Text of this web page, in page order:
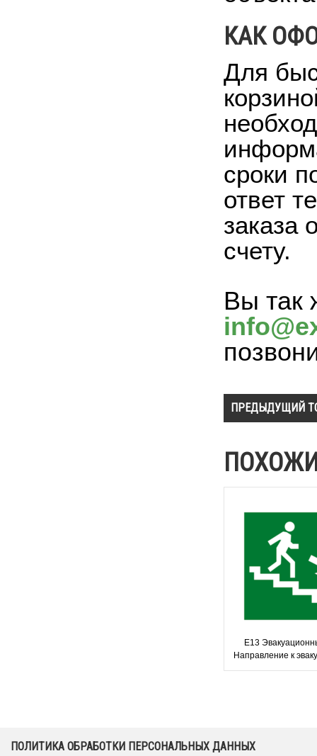
КАК
Для
сроки
ответ
заказа
счету.
Вы так
ПРЕДЫДУЩИЙ
Е13
Направление к
выходу по
ПОЛИТИКА ОБРАБОТКИ ПЕРСОНАЛЬНЫХ ДАННЫХ